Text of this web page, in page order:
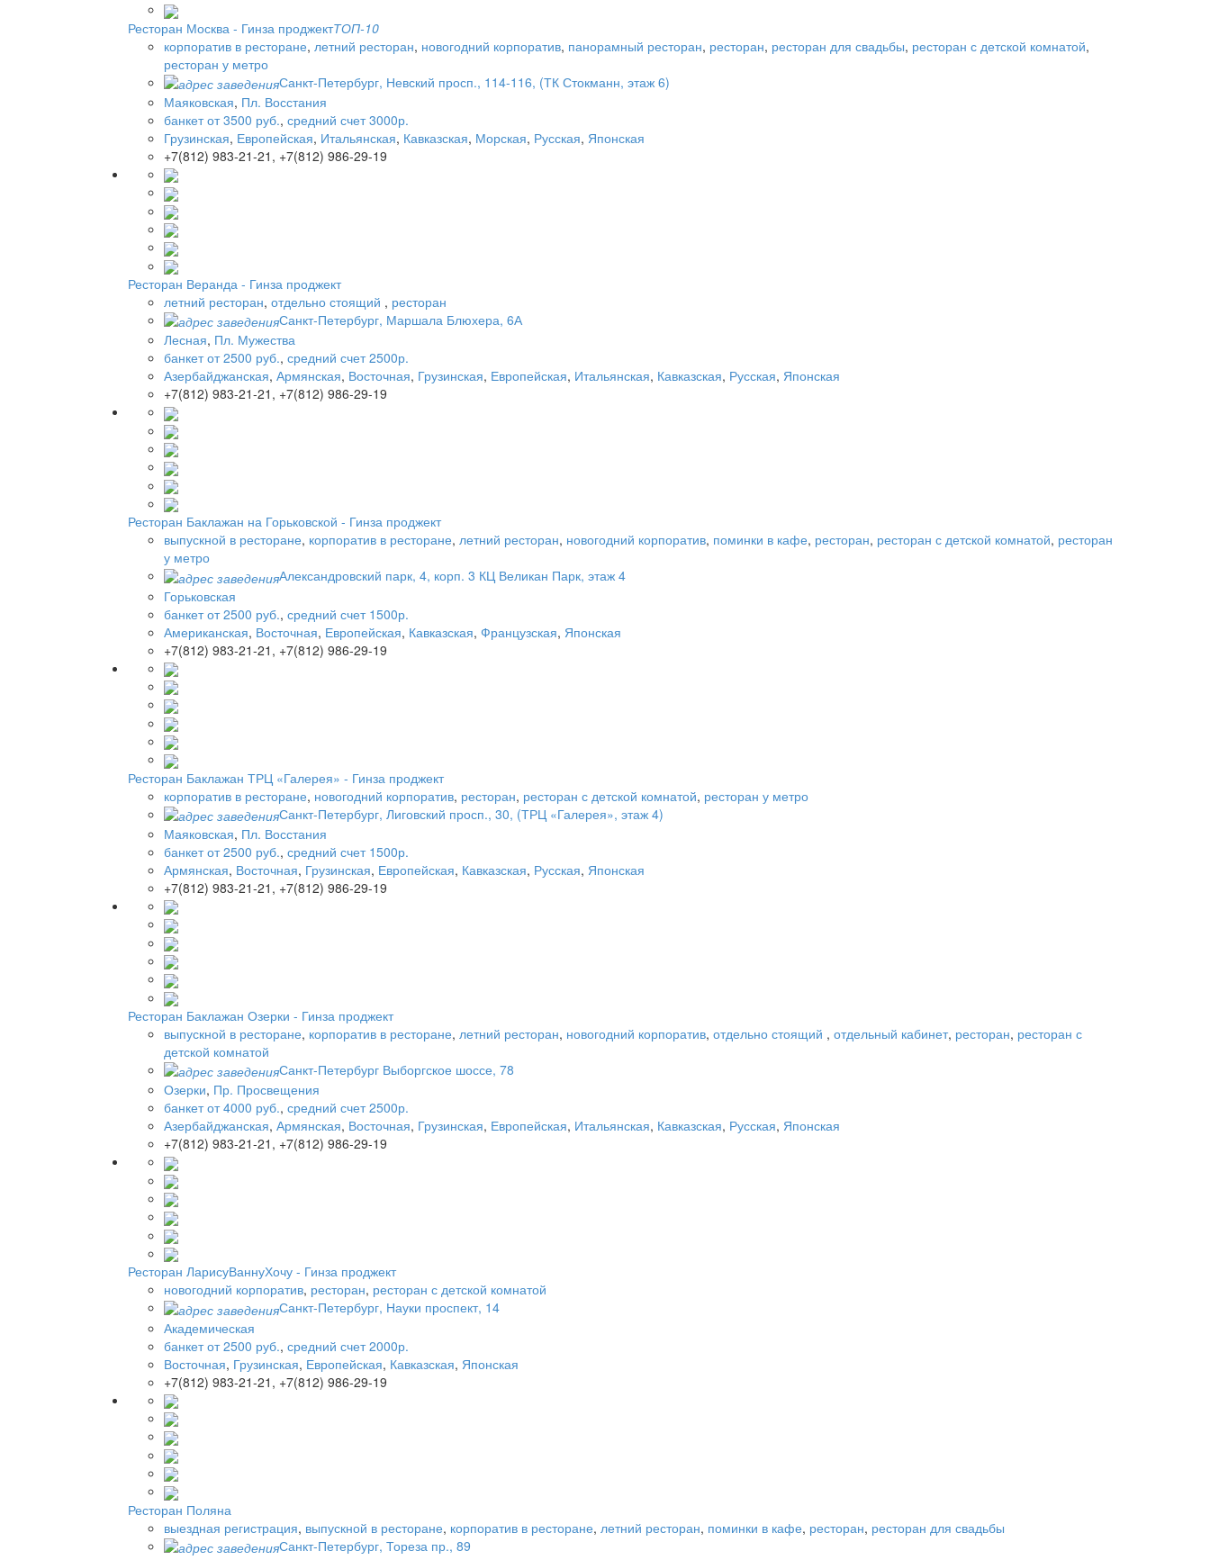
Ресторан Москва - Гинза проджектТОП-10
корпоратив в ресторане, летний ресторан, новогодний корпоратив, панорамный ресторан, ресторан, ресторан для свадьбы, ресторан с детской комнатой,
ресторан у метро
Санкт-Петербург, Невский просп., 114-116, (ТК Стокманн, этаж 6)
Маяковская, Пл. Восстания
банкет от 3500 руб., средний счет 3000р.
Грузинская, Европейская, Итальянская, Кавказская, Морская, Русская, Японская
+7(812) 983-21-21, +7(812) 986-29-19
Ресторан Веранда - Гинза проджект
летний ресторан, отдельно стоящий , ресторан
Санкт-Петербург, Маршала Блюхера, 6А
Лесная, Пл. Мужества
банкет от 2500 руб., средний счет 2500р.
Азербайджанская, Армянская, Восточная, Грузинская, Европейская, Итальянская, Кавказская, Русская, Японская
+7(812) 983-21-21, +7(812) 986-29-19
Ресторан Баклажан на Горьковской - Гинза проджект
выпускной в ресторане, корпоратив в ресторане, летний ресторан, новогодний корпоратив, поминки в кафе, ресторан, ресторан с детской комнатой, ресторан
у метро
Александровский парк, 4, корп. 3 КЦ Великан Парк, этаж 4
Горьковская
банкет от 2500 руб., средний счет 1500р.
Американская, Восточная, Европейская, Кавказская, Французская, Японская
+7(812) 983-21-21, +7(812) 986-29-19
Ресторан Баклажан ТРЦ «Галерея» - Гинза проджект
корпоратив в ресторане, новогодний корпоратив, ресторан, ресторан с детской комнатой, ресторан у метро
Санкт-Петербург, Лиговский просп., 30, (ТРЦ «Галерея», этаж 4)
Маяковская, Пл. Восстания
банкет от 2500 руб., средний счет 1500р.
Армянская, Восточная, Грузинская, Европейская, Кавказская, Русская, Японская
+7(812) 983-21-21, +7(812) 986-29-19
Ресторан Баклажан Озерки - Гинза проджект
выпускной в ресторане, корпоратив в ресторане, летний ресторан, новогодний корпоратив, отдельно стоящий , отдельный кабинет, ресторан, ресторан с
детской комнатой
Санкт-Петербург Выборгское шоссе, 78
Озерки, Пр. Просвещения
банкет от 4000 руб., средний счет 2500р.
Азербайджанская, Армянская, Восточная, Грузинская, Европейская, Итальянская, Кавказская, Русская, Японская
+7(812) 983-21-21, +7(812) 986-29-19
Ресторан ЛарисуВаннуХочу - Гинза проджект
новогодний корпоратив, ресторан, ресторан с детской комнатой
Санкт-Петербург, Науки проспект, 14
Академическая
банкет от 2500 руб., средний счет 2000р.
Восточная, Грузинская, Европейская, Кавказская, Японская
+7(812) 983-21-21, +7(812) 986-29-19
Ресторан Поляна
выездная регистрация, выпускной в ресторане, корпоратив в ресторане, летний ресторан, поминки в кафе, ресторан, ресторан для свадьбы
Санкт-Петербург, Тореза пр., 89